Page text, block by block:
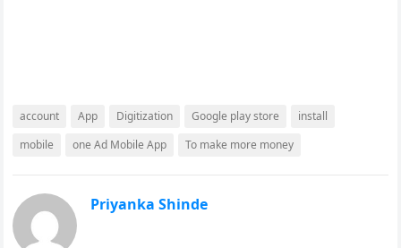
account App Digitization Google play store
install
mobile
one Ad Mobile App To make more money
Priyanka Shinde